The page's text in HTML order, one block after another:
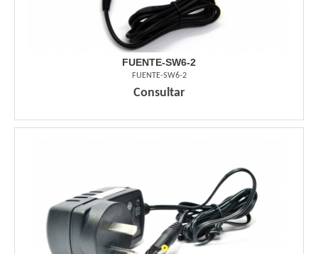
FUENTE-SW6-2
FUENTE-SW6-2
Consultar